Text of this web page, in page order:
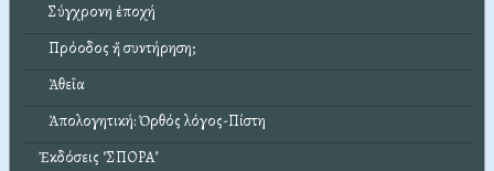
Σύγχρονη ἐποχή
Πρόοδος ἤ συντήρηση;
Ἀθεΐα
Ἀπολογητική: Ὀρθός λόγος-Πίστη
Ἐκδόσεις "ΣΠΟΡΑ"